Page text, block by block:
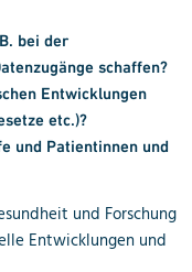
bei der
schaffen?
Entwicklungen
etc.)?
und Patientinnen und
und Forschung
Entwicklungen und